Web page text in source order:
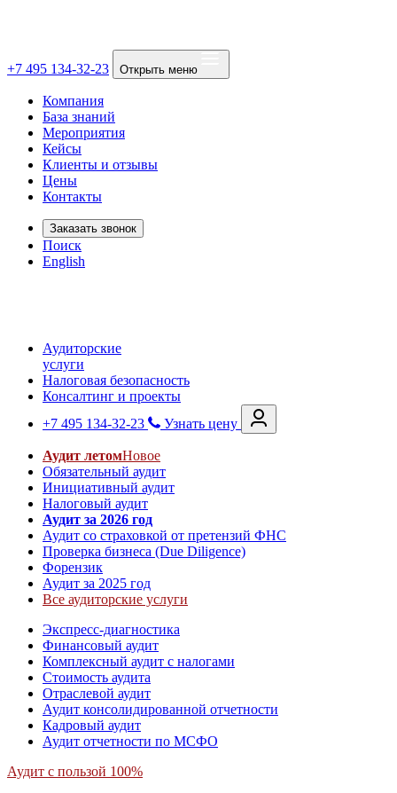
+7 495 134-32-23 Открыть меню
Компания
База знаний
Мероприятия
Кейсы
Клиенты и отзывы
Цены
Контакты
Заказать звонок
Поиск
English
Аудиторские
услуги
Налоговая безопасность
Консалтинг и проекты
+7 495 134-32-23
Узнать цену
Аудит летомНовое
Обязательный аудит
Инициативный аудит
Налоговый аудит
Аудит за 2026 год
Аудит со страховкой от претензий ФНС
Проверка бизнеса (Due Diligence)
Форензик
Аудит за 2025 год
Все аудиторские услуги
Экспресс-диагностика
Финансовый аудит
Комплексный аудит с налогами
Стоимость аудита
Отраслевой аудит
Аудит консолидированной отчетности
Кадровый аудит
Аудит отчетности по МСФО
Аудит с пользой 100%